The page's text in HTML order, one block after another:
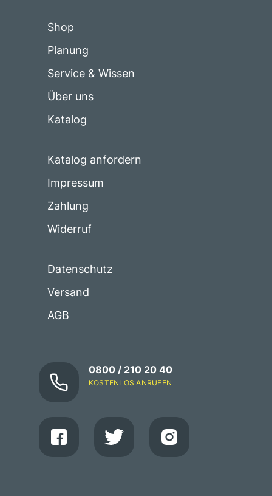
Shop
Planung
Service & Wissen
Über uns
Katalog
Katalog anfordern
Impressum
Zahlung
Widerruf
Datenschutz
Versand
AGB
0800 / 210 20 40
KOSTENLOS ANRUFEN